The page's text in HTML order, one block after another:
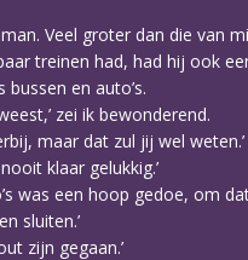
Veel groter dan die van
treinen had, had hij ook
bussen en auto’s.
zei ik bewonderend.
maar dat zul jij wel weten.’
nooit klaar gelukkig.’
was een hoop gedoe, om
sluiten.’
zijn gegaan.’